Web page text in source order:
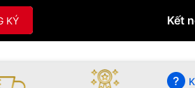
KÝ Kết